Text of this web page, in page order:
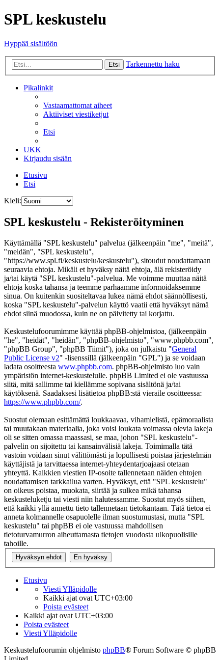
SPL keskustelu
Hyppää sisältöön
Etsi Tarkennettu haku
Pikalinkit
Vastaamattomat aiheet
Aktiiviset viestiketjut
Etsi
UKK
Kirjaudu sisään
Etusivu
Etsi
Kieli:
SPL keskustelu - Rekisteröityminen
Käyttämällä "SPL keskustelu" palvelua (jälkeenpäin "me", "meitä",
"meidän", "SPL keskustelu",
"https://www.spl.fi/keskustelu/keskustelu"), sitoudut noudattamaan
seuraavia ehtoja. Mikäli et hyväksy näitä ehtoja, älä rekisteröidy
ja/tai käytä "SPL keskustelu"-palvelua. Me voimme muuttaa näitä
ehtoja koska tahansa ja teemme parhaamme informoidaksemme
sinua. On kuitenkin suositeltavaa lukea nämä ehdot säännöllisesti,
koska "SPL keskustelu"-palvelun käyttö vaatii että hyväksyt nämä
ehdot siinä muodossa, kuin ne on päivitetty tai korjattu.
Keskustelufoorumimme käyttää phpBB-ohjelmistoa, (jälkeenpäin
"he", "heidät", "heidän", "phpBB-ohjelmisto", "www.phpbb.com",
"phpBB Group", "phpBB Tiimit"), joka on julkaistu "General
Public License v2" -lisenssillä (jälkeenpäin "GPL") ja se voidaan
ladata osoitteesta www.phpbb.com. phpBB-ohjelmisto luo vain
ympäristön internet-keskustelulle. phpBB Limited ei ole vastuussa
siitä, mitä sallimme tai kiellämme sopivana sisältönä ja/tai
käytöksenä. Saadaksesi lisätietoa phpBB:stä vieraile osoitteessa:
https://www.phpbb.com/.
Suostut olemaan esittämättä loukkaavaa, vihamielistä, epämoraalista
tai muutakaan materiaalia, joka voisi loukata voimassa olevia lakeja
oli se sitten omassa maassasi, se maa, johon "SPL keskustelu"-
palvelin on sijoitettu tai kansainvälisiä lakeja. Toimimalla tätä
vastoin voidaan sinut välittömästi ja lopullisesti poistaa järjestelmän
käyttäjistä ja tarvittaessa internet-yhteydentarjoajaasi otetaan
yhteyttä. Kaikkien viestien IP-osoite tallennetaan näiden ehtojen
noudattamisen tarkkailua varten. Hyväksyt, että "SPL keskustelu"
on oikeus poistaa, muokata, siirtää ja sulkea mikä tahansa
keskusteluketju tai viesti niin halutessamme. Suostut myös siihen,
että kaikki yllä annettu tieto tallennetaan tietokantaan. Tätä tietoa ei
anneta kolmannelle osapuolelle ilman suostumustasi, mutta "SPL
keskustelu" tai phpBB ei ole vastuussa mahdollisen
tietoturvamurron aiheuttamasta tietojen vuodosta ulkopuolisille
tahoille.
Etusivu
Viesti Ylläpidolle
Kaikki ajat ovat UTC+03:00
Poista evästeet
Kaikki ajat ovat UTC+03:00
Poista evästeet
Viesti Ylläpidolle
Keskustelufoorumin ohjelmisto phpBB® Forum Software © phpBB